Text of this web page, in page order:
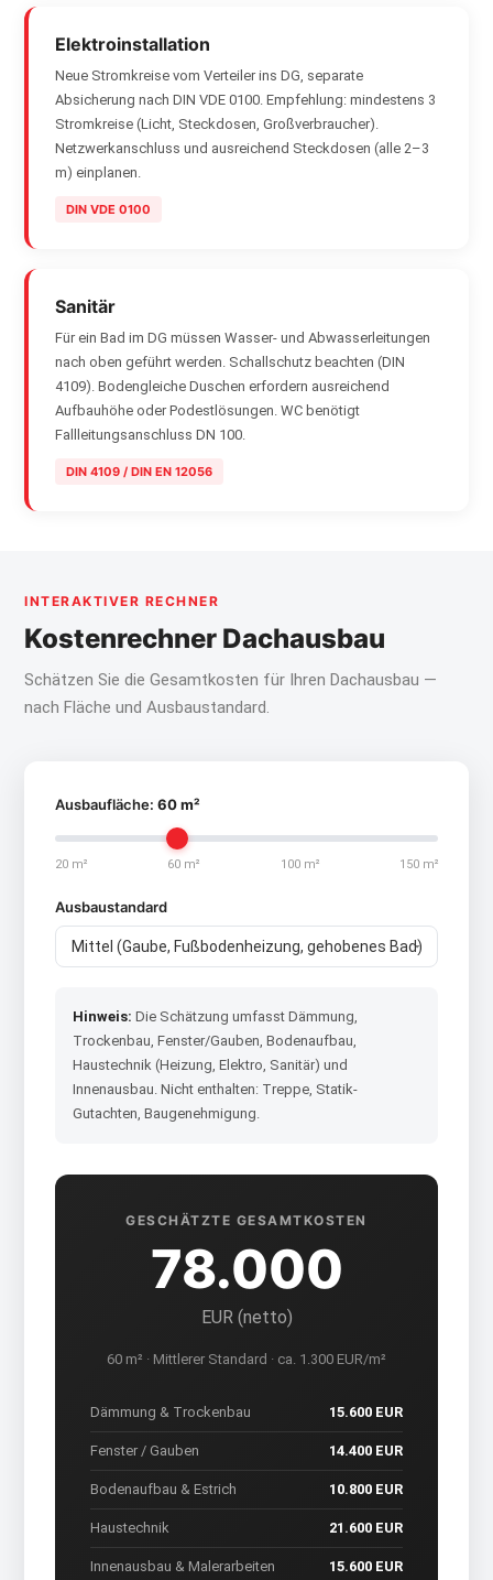
Elektroinstallation
Neue Stromkreise vom Verteiler ins DG, separate
Absicherung nach DIN VDE 0100. Empfehlung: mindestens 3
Stromkreise (Licht, Steckdosen, Großverbraucher).
Netzwerkanschluss und ausreichend Steckdosen (alle 2–3
m) einplanen.
DIN VDE 0100
Sanitär
Für ein Bad im DG müssen Wasser- und Abwasserleitungen
nach oben geführt werden. Schallschutz beachten (DIN
4109). Bodengleiche Duschen erfordern ausreichend
Aufbauhöhe oder Podestlösungen. WC benötigt
Fallleitungsanschluss DN 100.
DIN 4109 / DIN EN 12056
INTERAKTIVER RECHNER
Kostenrechner Dachausbau
Schätzen Sie die Gesamtkosten für Ihren Dachausbau —
nach Fläche und Ausbaustandard.
Ausbaufläche: 60 m²
20 m² 60 m² 100 m² 150 m²
Ausbaustandard
Hinweis: Die Schätzung umfasst Dämmung,
Trockenbau, Fenster/Gauben, Bodenaufbau,
Haustechnik (Heizung, Elektro, Sanitär) und
Innenausbau. Nicht enthalten: Treppe, Statik-
Gutachten, Baugenehmigung.
GESCHÄTZTE GESAMTKOSTEN
78.000
EUR (netto)
60 m² · Mittlerer Standard · ca. 1.300 EUR/m²
Dämmung & Trockenbau 15.600 EUR
Fenster / Gauben 14.400 EUR
Bodenaufbau & Estrich 10.800 EUR
Haustechnik 21.600 EUR
Innenausbau & Malerarbeiten 15.600 EUR